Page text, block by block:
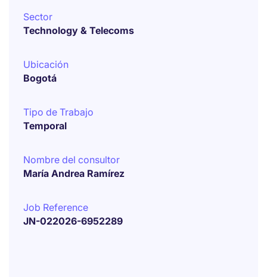
Sector
Technology & Telecoms
Ubicación
Bogotá
Tipo de Trabajo
Temporal
Nombre del consultor
María Andrea Ramírez
Job Reference
JN-022026-6952289